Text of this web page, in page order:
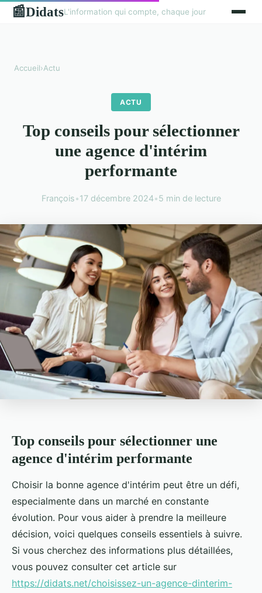
📰DidatsL'information qui compte, chaque jour
Accueil›Actu
ACTU
Top conseils pour sélectionner
une agence d'intérim
performante
François•17 décembre 2024•5 min de lecture
Top conseils pour sélectionner une
agence d'intérim performante
Choisir la bonne agence d'intérim peut être un défi,
especialmente dans un marché en constante
évolution. Pour vous aider à prendre la meilleure
décision, voici quelques conseils essentiels à suivre.
Si vous cherchez des informations plus détaillées,
vous pouvez consulter cet article sur
https://didats.net/choisissez-un-agence-dinterim-